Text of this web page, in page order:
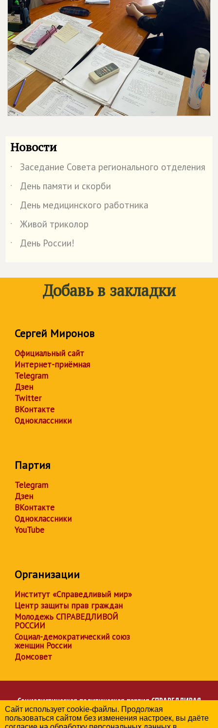
Новости
˙
Заседание Совета регионального отделения
˙
День памяти и скорби
˙
День медицинского работника
˙
Живой триколор
˙
День России!
Добавь в закладки
Сергей Миронов
Официальный сайт
Интернет-приёмная
Telegram
Дзен
Twitter
ВКонтакте
Одноклассники
Партия
Telegram
Дзен
ВКонтакте
Одноклассники
YouTube
Организации
Институт «Справедливый мир»
Центр защиты прав граждан
Молодежь СПРАВЕДЛИВОЙ
РОССИИ
Социал-демократический союз
женщин России
Домсовет
Социалистическая политическая партияСПРАВЕДЛИВАЯ
РОССИЯ
Региональное отделение партии в Республике Адыгея
Сайт использует cookie-файлы. Продолжая
пользоваться сайтом без изменения настроек, вы даёте